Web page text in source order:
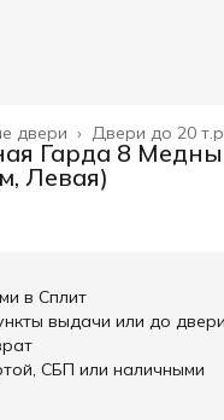
Двери до 20 т.р
двери ›
Гарда 8
Левая)
в Сплит
выдачи или до двери
СБП или наличными